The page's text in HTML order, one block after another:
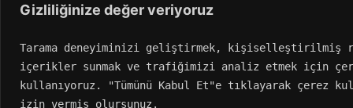
Gizliliğinize değer veriyoruz
Tarama deneyiminizi geliştirmek, kişiselleştirilmiş
içerikler sunmak ve trafiğimizi analiz etmek için
kullanıyoruz. "Tümünü Kabul Et"e tıklayarak çerez
izin vermiş olursunuz.